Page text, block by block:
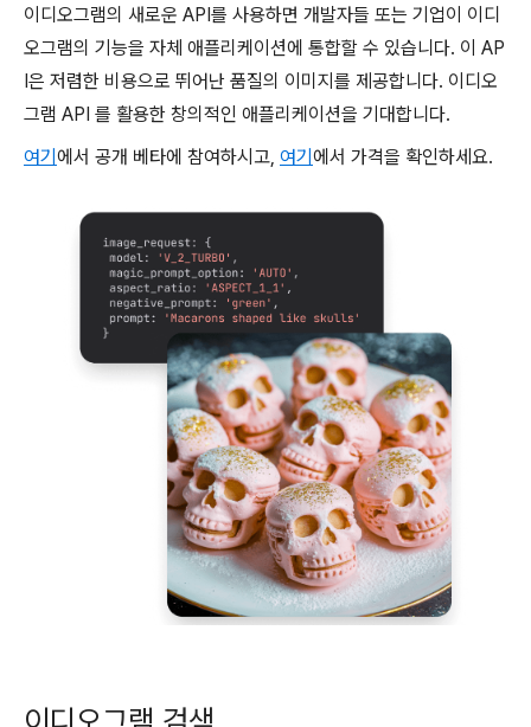
이디오그램의 새로운 API를 사용하면 개발자들 또는 기업이 이디
오그램의 기능을 자체 애플리케이션에 통합할 수 있습니다. 이 AP
I은 저렴한 비용으로 뛰어난 품질의 이미지를 제공합니다. 이디오
그램 API 를 활용한 창의적인 애플리케이션을 기대합니다.
여기에서 공개 베타에 참여하시고, 여기에서 가격을 확인하세요.